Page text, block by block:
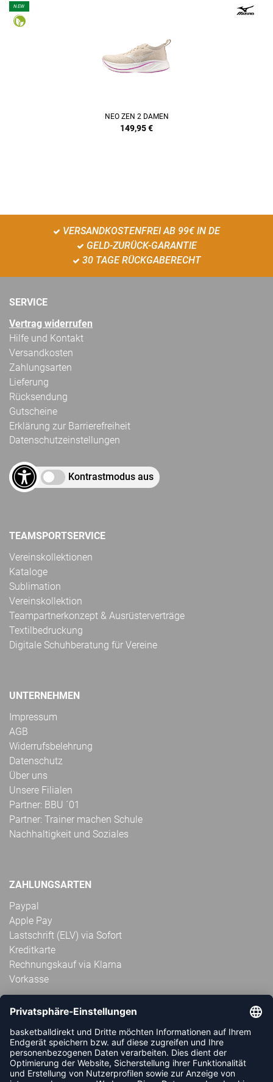
NEW
NEO ZEN 2 DAMEN
149,95€
VERSANDKOSTENFREI AB 99€ IN DE
GELD-ZURÜCK-GARANTIE
30 TAGE RÜCKGABERECHT
SERVICE
Vertrag widerrufen
Hilfe und Kontakt
Versandkosten
Zahlungsarten
Lieferung
Rücksendung
Gutscheine
Erklärung zur Barrierefreiheit
Datenschutzeinstellungen
Kontrastmodus aus
TEAMSPORTSERVICE
Vereinskollektionen
Kataloge
Sublimation
Vereinskollektion
Teampartnerkonzept & Ausrüsterverträge
Textilbedruckung
Digitale Schuhberatung für Vereine
UNTERNEHMEN
Impressum
AGB
Widerrufsbelehrung
Datenschutz
Über uns
Unsere Filialen
Partner: BBU ´01
Partner: Trainer machen Schule
Nachhaltigkeit und Soziales
ZAHLUNGSARTEN
Paypal
Apple Pay
Lastschrift (ELV) via Sofort
Kreditkarte
Rechnungskauf via Klarna
Vorkasse
ABONNIERE JETZT DEN KOSTENLOSEN
HANDBALLDIREKT-NEWSLETTER UND VERPASSE KEINE
NEUIGKEIT ODER AKTION MEHR.
JETZT ANMELDEN